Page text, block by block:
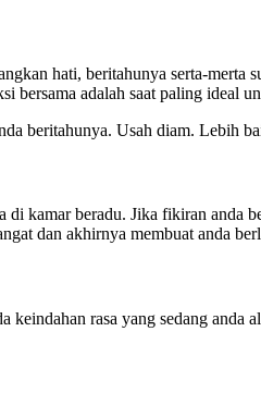
hati, beritahunya serta-
bersama adalah saat paling ideal
beritahunya. Usah diam. Lebih
kamar beradu. Jika fikiran anda
dan akhirnya membuat anda
rasa yang sedang